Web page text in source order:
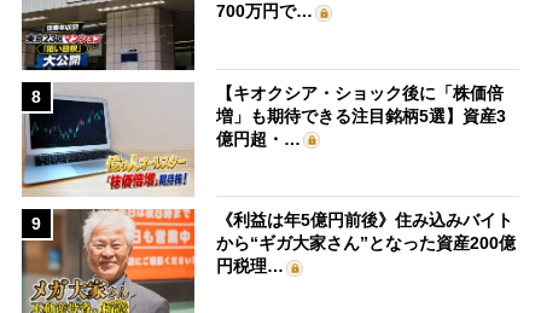
700万円で…
8
【キオクシア・ショック後に「株価倍
増」も期待できる注目銘柄5選】資産3
億円超・…
9
《利益は年5億円前後》住み込みバイト
から“ギガ大家さん”となった資産200億
円税理…